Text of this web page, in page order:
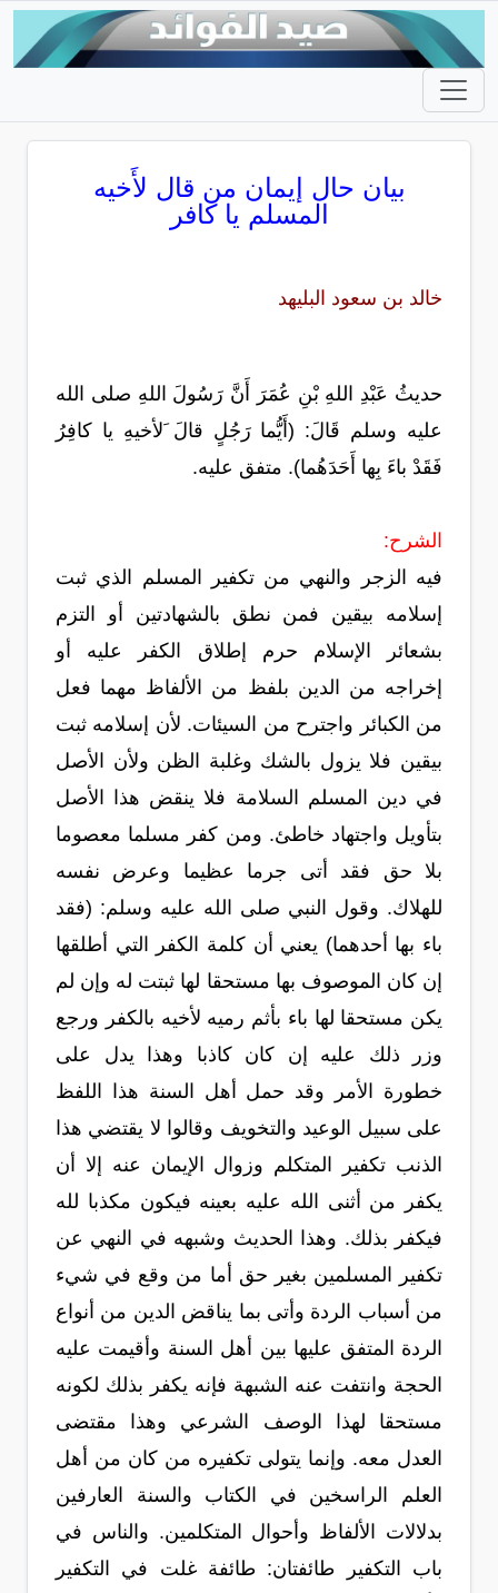
بيان حال إيمان من قال لأَخيه
المسلم يا كافر
خالد بن سعود البليهد
حديثُ عَبْدِ اللهِ بْنِ عُمَرَ أَنَّ رَسُولَ اللهِ صلى الله
عليه وسلم قَالَ: (أَيُّما رَجُلٍ قالَ َلأخيهِ يا كافِرُ
فَقَدْ باءَ بِها أَحَدَهُما). متفق عليه.
الشرح:
فيه الزجر والنهي من تكفير المسلم الذي ثبت
إسلامه بيقين فمن نطق بالشهادتين أو التزم
بشعائر الإسلام حرم إطلاق الكفر عليه أو
إخراجه من الدين بلفظ من الألفاظ مهما فعل
من الكبائر واجترح من السيئات. لأن إسلامه ثبت
بيقين فلا يزول بالشك وغلبة الظن ولأن الأصل
في دين المسلم السلامة فلا ينقض هذا الأصل
بتأويل واجتهاد خاطئ. ومن كفر مسلما معصوما
بلا حق فقد أتى جرما عظيما وعرض نفسه
للهلاك. وقول النبي صلى الله عليه وسلم: (فقد
باء بها أحدهما) يعني أن كلمة الكفر التي أطلقها
إن كان الموصوف بها مستحقا لها ثبتت له وإن لم
يكن مستحقا لها باء بأثم رميه لأخيه بالكفر ورجع
وزر ذلك عليه إن كان كاذبا وهذا يدل على
خطورة الأمر وقد حمل أهل السنة هذا اللفظ
على سبيل الوعيد والتخويف وقالوا لا يقتضي هذا
الذنب تكفير المتكلم وزوال الإيمان عنه إلا أن
يكفر من أثنى الله عليه بعينه فيكون مكذبا لله
فيكفر بذلك. وهذا الحديث وشبهه في النهي عن
تكفير المسلمين بغير حق أما من وقع في شيء
من أسباب الردة وأتى بما يناقض الدين من أنواع
الردة المتفق عليها بين أهل السنة وأقيمت عليه
الحجة وانتفت عنه الشبهة فإنه يكفر بذلك لكونه
مستحقا لهذا الوصف الشرعي وهذا مقتضى
العدل معه. وإنما يتولى تكفيره من كان من أهل
العلم الراسخين في الكتاب والسنة العارفين
بدلالات الألفاظ وأحوال المتكلمين. والناس في
باب التكفير طائفتان: طائفة غلت في التكفير